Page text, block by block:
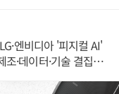
엔비디아 '피지컬 AI'
·데이터·기술 결집